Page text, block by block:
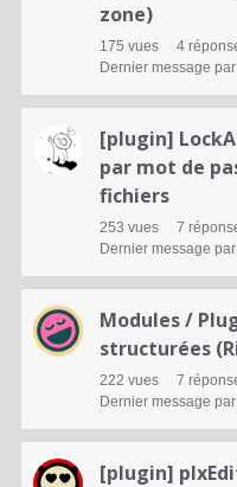
zone)
175 vues 4
Dernier message par
[plugin]
par mot de
fichiers
253 vues 7
Dernier message par
Modules /
structurées
222 vues 7
Dernier message par
[plugin]